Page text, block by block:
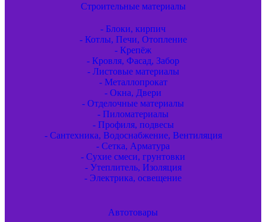
Строительные материалы
- Блоки, кирпич
- Котлы, Печи, Отопление
- Крепёж
- Кровля, Фасад, Забор
- Листовые материалы
- Металлопрокат
- Окна, Двери
- Отделочные материалы
- Пиломатериалы
- Профиля, подвесы
- Сантехника, Водоснабжение, Вентиляция
- Сетка, Арматура
- Сухие смеси, грунтовки
- Утеплитель, Изоляция
- Электрика, освещение
Автотовары